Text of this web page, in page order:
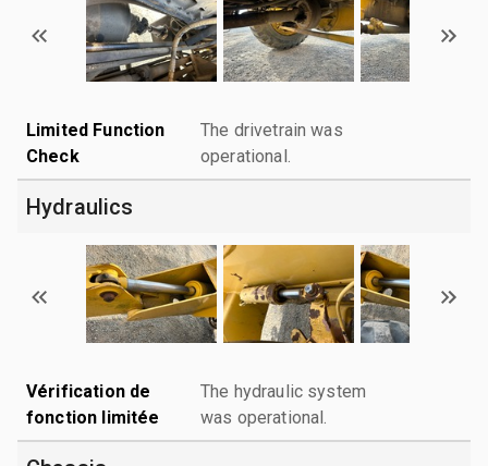
Limited Function
Check
The drivetrain was
operational.
Hydraulics
Vérification de
fonction limitée
The hydraulic system
was operational.